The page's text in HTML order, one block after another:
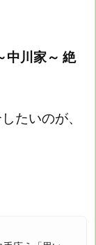
中川家～ 絶
たいのが、